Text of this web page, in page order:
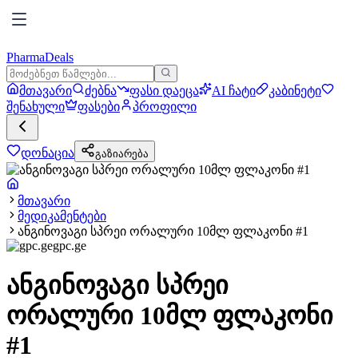
PharmaDeals
მთავარი ძებნა ფასი დაეცა AI ჩატი
კაბინეტი
შენახული
ფასები პროფილი
დონაცია გაზიარება
მთავარი
მედიკამენტები
ანგინოვაგი სპრეი ორალური 10მლ ფლაკონი #1
gpc.ge
ანგინოვაგი სპრეი
ორალური 10მლ ფლაკონი
#1